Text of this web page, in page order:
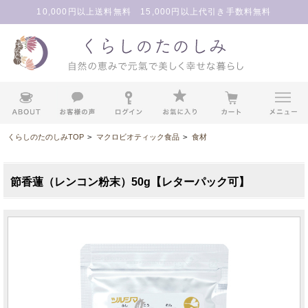
10,000円以上送料無料 15,000円以上代引き手数料無料
くらしのたのしみTOP > マクロビオティック食品 > 食材
節香蓮（レンコン粉末）50g【レターパック可】